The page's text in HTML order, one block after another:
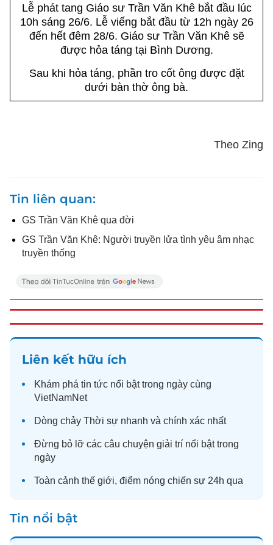
Lễ phát tang Giáo sư Trần Văn Khê bắt đầu lúc
10h sáng 26/6. Lễ viếng bắt đầu từ 12h ngày 26
đến hết đêm 28/6. Giáo sư Trần Văn Khê sẽ
được hỏa táng tại Bình Dương.
Sau khi hỏa táng, phần tro cốt ông được đặt
dưới bàn thờ ông bà.
Theo Zing
Tin liên quan
GS Trần Văn Khê qua đời
GS Trần Văn Khê: Người truyền lửa tình yêu âm nhạc
truyền thống
Liên kết hữu ích
Khám phá tin tức nổi bật trong ngày cùng
VietNamNet
Dòng chảy Thời sự nhanh và chính xác nhất
Đừng bỏ lỡ các câu chuyện giải trí nổi bật trong
ngày
Toàn cảnh thế giới, điểm nóng chiến sự 24h qua
Tin nổi bật